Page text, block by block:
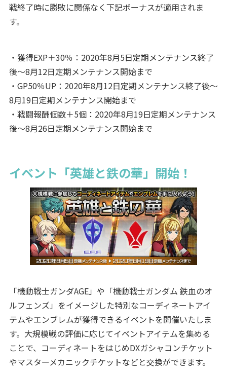
戦終了時に勝敗に関係なく下記ボーナスが適用されま
す。
・獲得EXP＋30％：2020年8月5日定期メンテナンス終了
後～8月12日定期メンテナンス開始まで
・GP50％UP：2020年8月12日定期メンテナンス終了後～
8月19日定期メンテナンス開始まで
・戦闘報酬個数＋5個：2020年8月19日定期メンテナンス
後～8月26日定期メンテナンス開始まで
イベント「英雄と鉄の華」開始！
「機動戦士ガンダAGE」や「機動戦士ガンダム 鉄血のオ
ルフェンズ」をイメージした特別なコーディネートアイ
テムやエンブレムが獲得できるイベントを開催いたしま
す。大規模戦の評価に応じてイベントアイテムを集める
ことで、コーディネートをはじめDXガシャコンチケット
やマスターメカニックチケットなどと交換ができます。